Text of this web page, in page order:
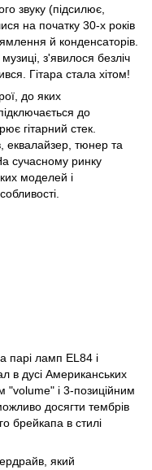
звуку (підсилює,
на початку 30-х років
й конденсаторів.
з'явилося безліч
Гітара стала хітом!
до яких
до
гітарний стек.
еквалайзер, тюнер та
сучасному ринку
моделей і
парі ламп EL84 і
в дусі Американських
"volume" і 3-позиційним
досягти тембрів
брейкапа в стилі
який